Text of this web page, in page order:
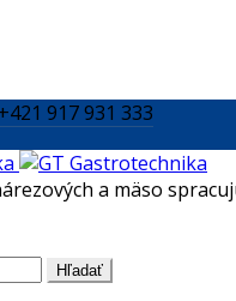
+421 917 931 333
a mäso
Hľadať